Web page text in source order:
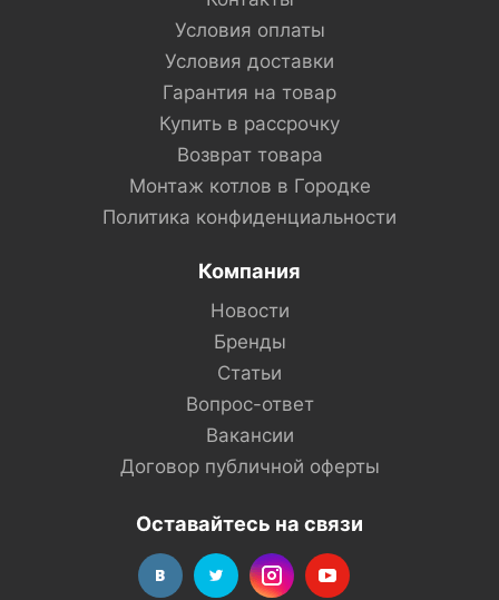
Условия оплаты
Условия доставки
Гарантия на товар
Купить в рассрочку
Возврат товара
Монтаж котлов в Городке
Политика конфиденциальности
Компания
Новости
Бренды
Статьи
Вопрос-ответ
Вакансии
Договор публичной оферты
Оставайтесь на связи